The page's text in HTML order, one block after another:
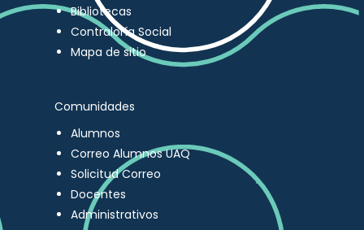
Bibliotecas
Contraloría Social
Mapa de sitio
Comunidades
Alumnos
Correo Alumnos UAQ
Solicitud Correo
Docentes
Administrativos